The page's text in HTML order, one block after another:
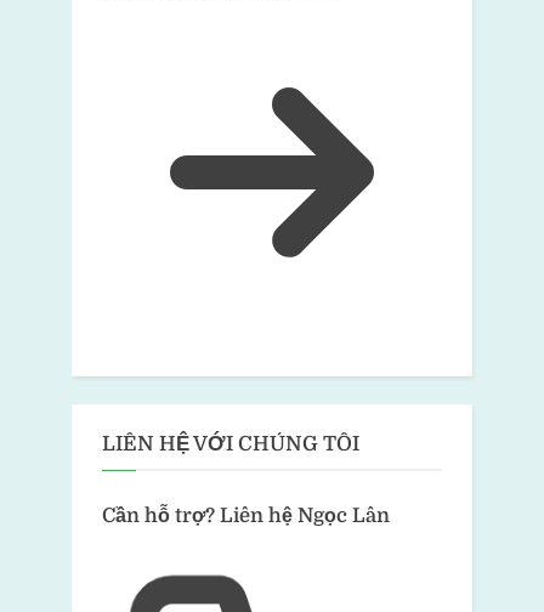
LIÊN HỆ VỚI CHÚNG TÔI
Cần hỗ trợ? Liên hệ Ngọc Lân